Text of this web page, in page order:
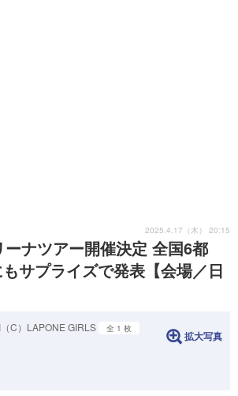
ナツアー開催決定 全国6都
サプライズで発表【会場／日
2025.4.17（木） 20:15
C）LAPONE GIRLS 全 1 枚
拡大写真